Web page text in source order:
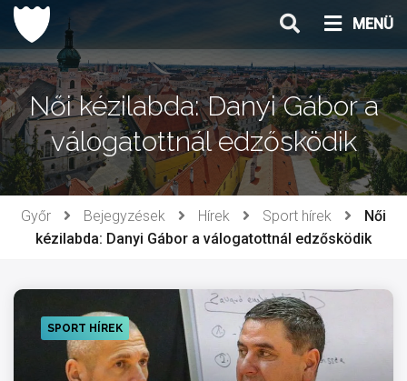
Ugrás
tartalomhoz
MENÜ
Női kézilabda: Danyi Gábor a
válogatottnál edzősködik
Győr Bejegyzések Hírek Sport hírek
Női
kézilabda: Danyi Gábor a válogatottnál edzősködik
SPORT HÍREK